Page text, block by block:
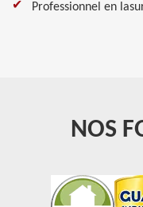
Professionnel en
NOS